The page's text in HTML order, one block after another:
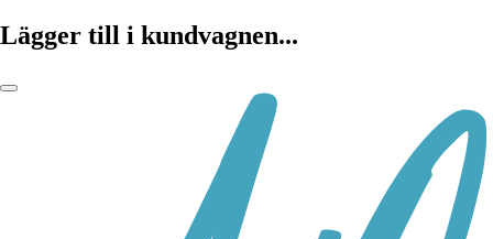
Lägger till i kundvagnen...